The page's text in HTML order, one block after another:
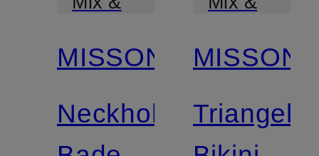
MISSONI
Neckholder-
MISSONI
Triangel-